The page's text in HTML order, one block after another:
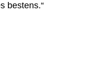
bestens.“